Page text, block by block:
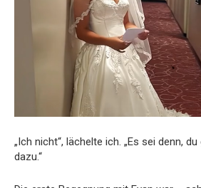
„Ich nicht“, lächelte ich. „Es sei denn,
dazu.“